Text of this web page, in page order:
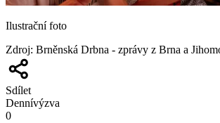
Ilustrační foto
Zdroj: Brněnská Drbna - zprávy z Brna a
Sdílet
Dennívýzva
0